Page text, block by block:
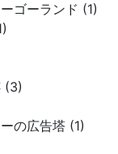
ゴーランド (1)
(3)
の広告塔 (1)